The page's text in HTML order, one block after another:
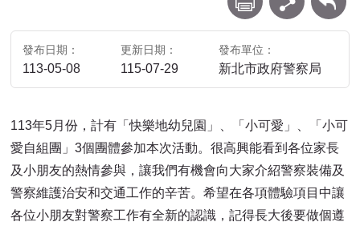
發布日期
113-05-08
更新日期
115-07-29
發布單位
新北市政府警察局
113年5月份，計有「快樂地幼兒園」、「小可愛」、「小可
愛自組團」3個團體參加本次活動。很高興能看到各位家長
及小朋友的熱情參與，讓我們有機會向大家介紹警察裝備及
警察維護治安和交通工作的辛苦。希望在各項體驗項目中讓
各位小朋友對警察工作有全新的認識，記得長大後要做個遵